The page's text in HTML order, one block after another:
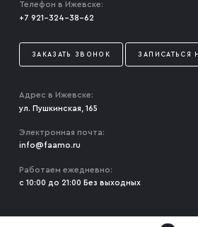
Телефон в Ижевске:
+7 921-324-38-62
ЗАКАЗАТЬ ЗВОНОК ЗАПИСАТЬСЯ
Адрес в Ижевске:
ул. Пушкинская, 165
Электронная почта:
info@faamo.ru
Работаем ежедневно:
с 10:00 до 21:00 Без выходных